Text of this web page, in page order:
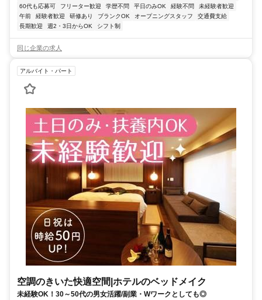
60代も応募可 フリーター歓迎 学歴不問 平日のみOK 経験不問
未経験者歓迎
午前
経験者歓迎 研修あり ブランクOK オープニングスタッフ
交通費支給
長期歓迎
週2・3日からOK シフト制
同じ企業の求人
アルバイト・パート
空調のきいた快適空間|ホテルのベッドメイク
未経験OK！30～50代の男女活躍/副業・Wワークとしても◎